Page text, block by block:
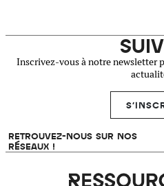
Inscrivez-vous à notre newsletter
RETROUVEZ-NOUS SUR NOS
RÉSEAUX !
Ressources 31